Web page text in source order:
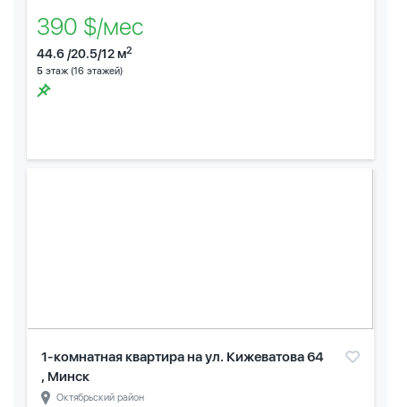
390 $/мес
44.6 /20.5/12 м2
5 этаж (16 этажей)
1-комнатная квартира на ул. Кижеватова 64
, Минск
Октябрьский район